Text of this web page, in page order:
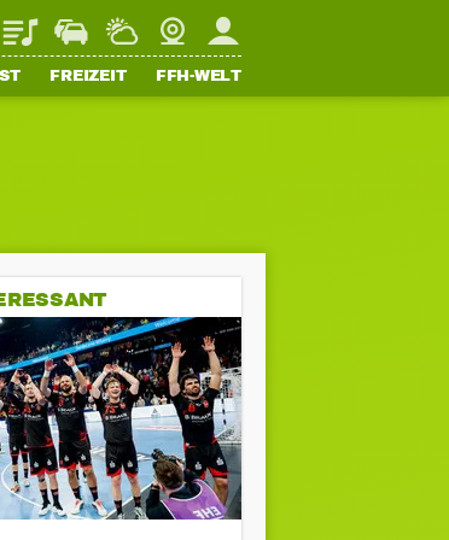
PlaylistStaupilotWetterWebcamMein FFH
FREIZEIT FFH-WELT